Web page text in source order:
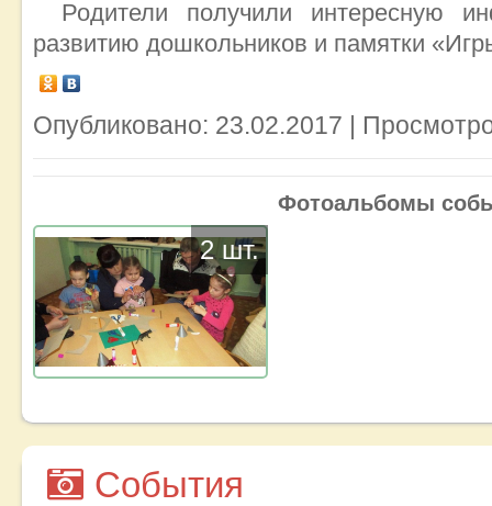
Родители получили интересную
развитию дошкольников и памятки
Опубликовано: 23.02.2017 |
Фотоальбомы
2 шт.
События